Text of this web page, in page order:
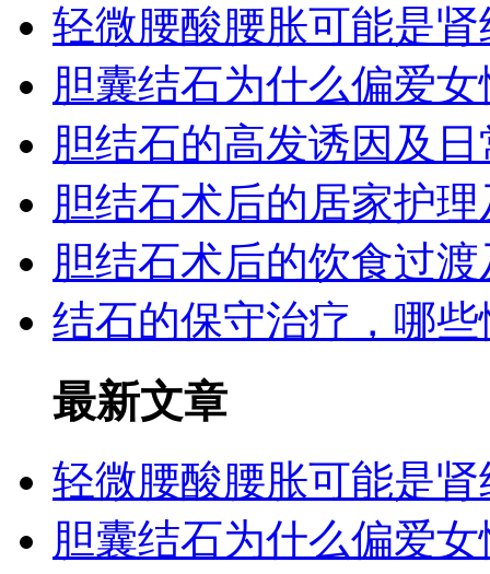
轻微腰酸腰胀可能是
胆囊结石为什么偏爱
胆结石的高发诱因及
胆结石术后的居家护
胆结石术后的饮食过
结石的保守治疗，哪
最新文章
轻微腰酸腰胀可能是
胆囊结石为什么偏爱